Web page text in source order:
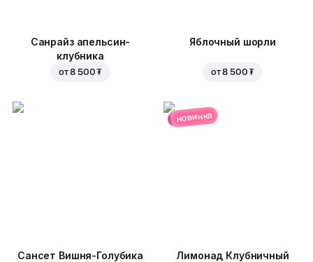
Санрайз апельсин-
клубника
от8 500 ₮
Яблочный шорли
от8 500 ₮
Сансет Вишня-Голубика
новинка
Лимонад Клубничный